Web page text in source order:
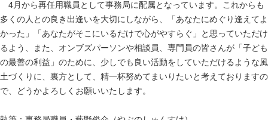
4月から再任用職員として事務局に配属となっています。これからも
多くの人との良き出逢いを大切にしながら、「あなたにめぐり逢えてよ
かった」「あなたがそこにいるだけで心がやすらぐ」と思っていただけ
るよう、また、オンブズパーソンや相談員、専門員の皆さんが「子ども
の最善の利益」のために、少しでも良い活動をしていただけるような風
土づくりに、裏方として、精一杯努めてまいりたいと考えておりますの
で、どうかよろしくお願いいたします。